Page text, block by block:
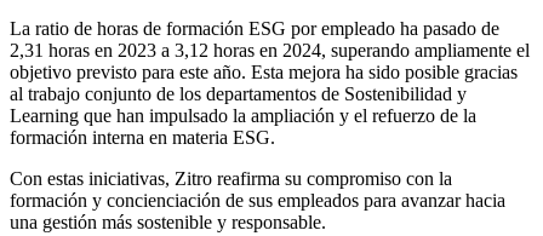
La ratio de horas de formación ESG por empleado ha pasado de
2,31 horas en 2023 a 3,12 horas en 2024, superando ampliamente el
objetivo previsto para este año. Esta mejora ha sido posible gracias
al trabajo conjunto de los departamentos de Sostenibilidad y
Learning que han impulsado la ampliación y el refuerzo de la
formación interna en materia ESG.
Con estas iniciativas, Zitro reafirma su compromiso con la
formación y concienciación de sus empleados para avanzar hacia
una gestión más sostenible y responsable.